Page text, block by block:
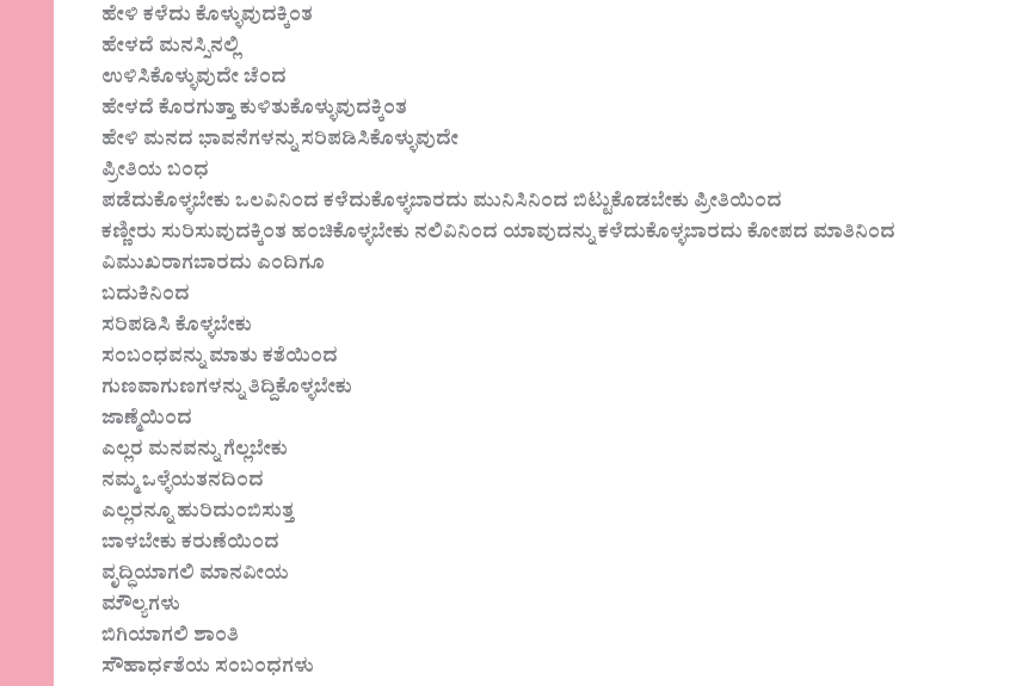
ಹೇಳಿ ಕಳೆದು ಕೊಳ್ಳುವುದಕ್ಕಿಂತ
ಹೇಳದೆ ಮನಸ್ಸಿನಲ್ಲಿ
ಉಳಿಸಿಕೊಳ್ಳುವುದೇ ಚೆಂದ
ಹೇಳದೆ ಕೊರಗುತ್ತಾ ಕುಳಿತುಕೊಳ್ಳುವುದಕ್ಕಿಂತ
ಹೇಳಿ ಮನದ ಭಾವನೆಗಳನ್ನು ಸರಿಪಡಿಸಿಕೊಳ್ಳುವುದೇ
ಪ್ರೀತಿಯ ಬಂಧ
ಪಡೆದುಕೊಳ್ಳಬೇಕು ಒಲವಿನಿಂದ ಕಳೆದುಕೊಳ್ಳಬಾರದು ಮುನಿಸಿನಿಂದ ಬಿಟ್ಟುಕೊಡಬೇಕು ಪ್ರೀತಿಯಿಂದ
ಕಣ್ಣೀರು ಸುರಿಸುವುದಕ್ಕಿಂತ ಹಂಚಿಕೊಳ್ಳಬೇಕು ನಲಿವಿನಿಂದ ಯಾವುದನ್ನು ಕಳೆದುಕೊಳ್ಳಬಾರದು ಕೋಪದ ಮಾತಿನಿಂದ
ವಿಮುಖರಾಗಬಾರದು ಎಂದಿಗೂ
ಬದುಕಿನಿಂದ
ಸರಿಪಡಿಸಿ ಕೊಳ್ಳಬೇಕು
ಸಂಬಂಧವನ್ನು ಮಾತು ಕತೆಯಿಂದ
ಗುಣವಾಗುಣಗಳನ್ನು ತಿದ್ದಿಕೊಳ್ಳಬೇಕು
ಜಾಣ್ಮೆಯಿಂದ
ಎಲ್ಲರ ಮನವನ್ನು ಗೆಲ್ಲಬೇಕು
ನಮ್ಮ ಒಳ್ಳೆಯತನದಿಂದ
ಎಲ್ಲರನ್ನೂ ಹುರಿದುಂಬಿಸುತ್ತ
ಬಾಳಬೇಕು ಕರುಣೆಯಿಂದ
ವೃದ್ಧಿಯಾಗಲಿ ಮಾನವೀಯ
ಮೌಲ್ಯಗಳು
ಬಿಗಿಯಾಗಲಿ ಶಾಂತಿ
ಸೌಹಾರ್ಧತೆಯ ಸಂಬಂಧಗಳು